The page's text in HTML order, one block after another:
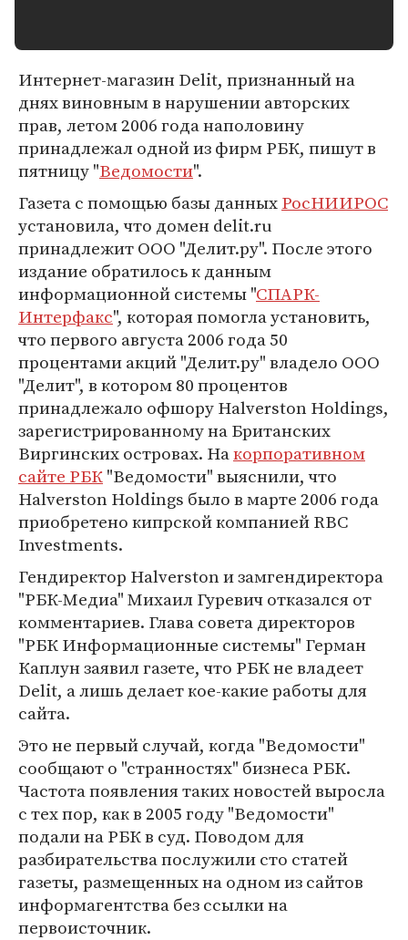
Интернет-магазин Delit, признанный на
днях виновным в нарушении авторских
прав, летом 2006 года наполовину
принадлежал одной из фирм РБК, пишут в
пятницу "Ведомости".
Газета с помощью базы данныхРосНИИРОС
установила, что домен delit.ru
принадлежит ООО "Делит.ру". После этого
издание обратилось к данным
информационной системы "СПАРК-
Интерфакс", которая помогла установить,
что первого августа 2006 года 50
процентами акций "Делит.ру" владело ООО
"Делит", в котором 80 процентов
принадлежало офшору Halverston Holdings,
зарегистрированному на Британских
Виргинских островах. Накорпоративном
сайте РБК"Ведомости" выяснили, что
Halverston Holdings было в марте 2006 года
приобретено кипрской компанией RBC
Investments.
Гендиректор Halverston и замгендиректора
"РБК-Медиа" Михаил Гуревич отказался от
комментариев. Глава совета директоров
"РБК Информационные системы" Герман
Каплун заявил газете, что РБК не владеет
Delit, а лишь делает кое-какие работы для
сайта.
Это не первый случай, когда "Ведомости"
сообщают о "странностях" бизнеса РБК.
Частота появления таких новостей выросла
с тех пор, как в 2005 году "Ведомости"
подали на РБК в суд. Поводом для
разбирательства послужили сто статей
газеты, размещенных на одном из сайтов
информагентства без ссылки на
первоисточник.